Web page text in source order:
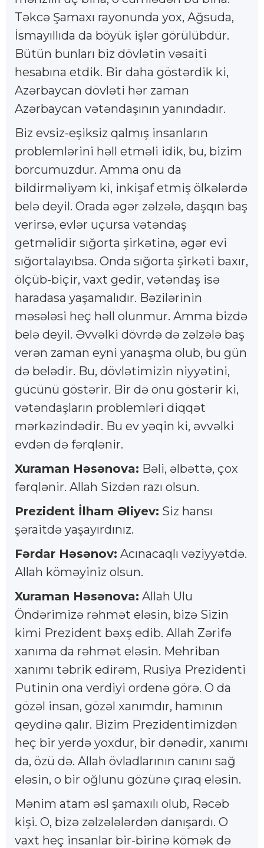
Təkcə Şamaxı rayonunda yox, Ağsuda,
İsmayıllıda da böyük işlər görülübdür.
Bütün bunları biz dövlətin vəsaiti
hesabına etdik. Bir daha göstərdik ki,
Azərbaycan dövləti hər zaman
Azərbaycan vətəndaşının yanındadır.
Biz evsiz-eşiksiz qalmış insanların
problemlərini həll etməli idik, bu, bizim
borcumuzdur. Amma onu da
bildirməliyəm ki, inkişaf etmiş ölkələrdə
belə deyil. Orada əgər zəlzələ, daşqın baş
verirsə, evlər uçursa vətəndaş
getməlidir sığorta şirkətinə, əgər evi
sığortalayıbsa. Onda sığorta şirkəti baxır,
ölçüb-biçir, vaxt gedir, vətəndaş isə
haradasa yaşamalıdır. Bəzilərinin
məsələsi heç həll olunmur. Amma bizdə
belə deyil. Əvvəlki dövrdə də zəlzələ baş
verən zaman eyni yanaşma olub, bu gün
də belədir. Bu, dövlətimizin niyyətini,
gücünü göstərir. Bir də onu göstərir ki,
vətəndaşların problemləri diqqət
mərkəzindədir. Bu ev yəqin ki, əvvəlki
evdən də fərqlənir.
Xuraman Həsənova: Bəli, əlbəttə, çox
fərqlənir. Allah Sizdən razı olsun.
Prezident İlham Əliyev: Siz hansı
şəraitdə yaşayırdınız.
Fərdar Həsənov: Acınacaqlı vəziyyətdə.
Allah köməyiniz olsun.
Xuraman Həsənova: Allah Ulu
Öndərimizə rəhmət eləsin, bizə Sizin
kimi Prezident bəxş edib. Allah Zərifə
xanıma da rəhmət eləsin. Mehriban
xanımı təbrik edirəm, Rusiya Prezidenti
Putinin ona verdiyi ordenə görə. O da
gözəl insan, gözəl xanımdır, hamının
qeydinə qalır. Bizim Prezidentimizdən
heç bir yerdə yoxdur, bir dənədir, xanımı
da, özü də. Allah övladlarının canını sağ
eləsin, o bir oğlunu gözünə çıraq eləsin.
Mənim atam əsl şamaxılı olub, Rəcəb
kişi. O, bizə zəlzələlərdən danışardı. O
vaxt heç insanlar bir-birinə kömək də